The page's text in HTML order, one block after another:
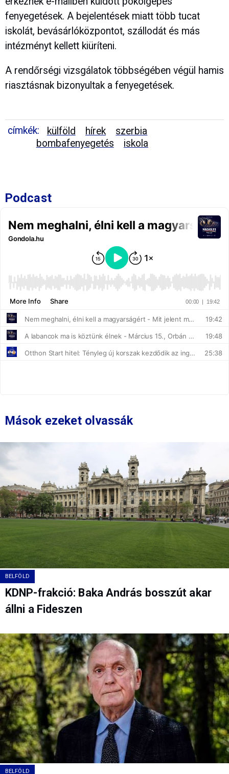
fenyegetések. A bejelentések miatt több tucat
iskolát, bevásárlóközpontot, szállodát és más
intézményt kellett kiüríteni.
A rendőrségi vizsgálatok többségében végül hamis
riasztásnak bizonyultak a fenyegetések.
címkék: külföld hírek
szerbia
bombafenyegetés
iskola
Podcast
Mások ezeket olvassák
BELFÖLD
KDNP-frakció: Baka András bosszút akar
állni a Fideszen
BELFÖLD